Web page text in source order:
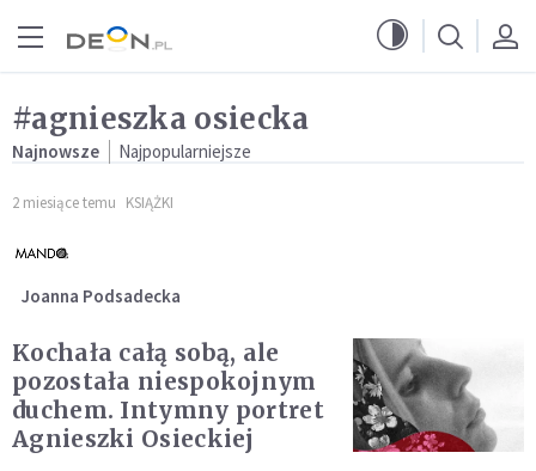
#agnieszka osiecka
Najnowsze Najpopularniejsze
2 miesiące temu KSIĄŻKI
Joanna Podsadecka
Kochała całą sobą, ale
pozostała niespokojnym
duchem. Intymny portret
Agnieszki Osieckiej